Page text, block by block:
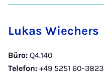
Lukas Wiechers
Büro: Q4.140
Telefon: +49 5251 60-3823